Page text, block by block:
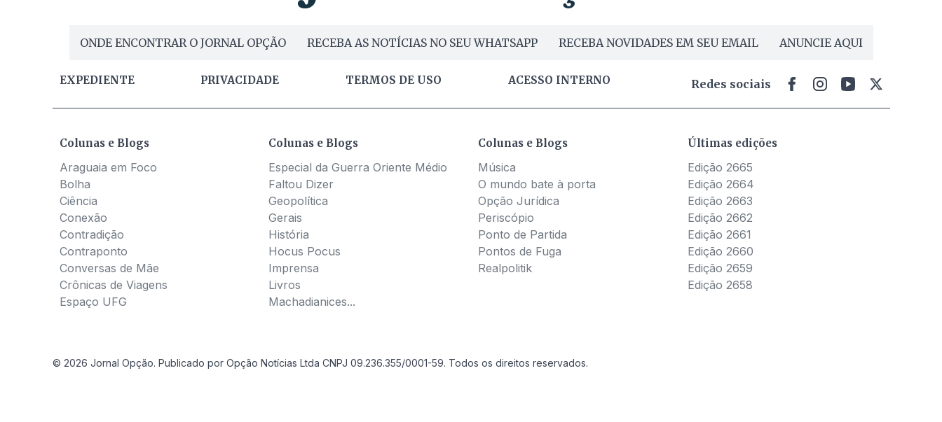
ONDE ENCONTRAR O JORNAL OPÇÃO RECEBA AS NOTÍCIAS NO SEU WHATSAPP RECEBA NOVIDADES EM SEU EMAIL ANUNCIE AQUI
EXPEDIENTE PRIVACIDADE TERMOS DE USO ACESSO INTERNO Redes sociais
Colunas e Blogs
Araguaia em Foco
Bolha
Ciência
Conexão
Contradição
Contraponto
Conversas de Mãe
Crônicas de Viagens
Espaço UFG
Colunas e Blogs
Especial da Guerra Oriente Médio
Faltou Dizer
Geopolítica
Gerais
História
Hocus Pocus
Imprensa
Livros
Machadianices...
Colunas e Blogs
Música
O mundo bate à porta
Opção Jurídica
Periscópio
Ponto de Partida
Pontos de Fuga
Realpolitik
Últimas edições
Edição 2665
Edição 2664
Edição 2663
Edição 2662
Edição 2661
Edição 2660
Edição 2659
Edição 2658
© 2026 Jornal Opção. Publicado por Opção Notícias Ltda CNPJ 09.236.355/0001-59. Todos os direitos reservados.